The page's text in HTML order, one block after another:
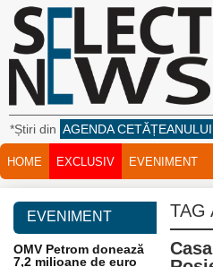
*Știri din AGENDA CETĂȚEANULUI
HOME EXCLUSIV EVENIMENT
TAG
EVENIMENT
OMV Petrom donează
7,2 milioane de euro